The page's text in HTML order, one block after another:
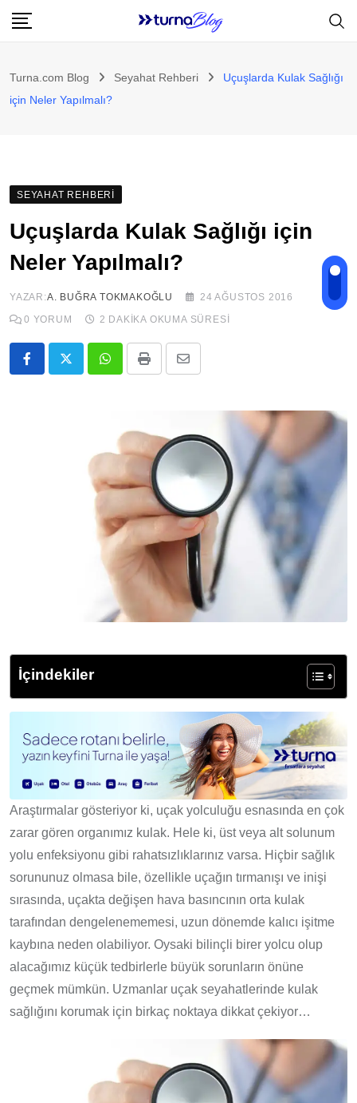
Skip
Turna.com Blog Seyahat Rehberi
Uçuşlarda Kulak Sağlığı
için Neler Yapılmalı?
SEYAHAT REHBERI
Uçuşlarda Kulak Sağlığı için
Neler Yapılmalı?
YAZAR:A. BUĞRA TOKMAKOĞLU
24 AĞUSTOS 2016
0 YORUM 2 DAKIKA OKUMA SÜRESI
Whatsapp
Print
Paylaş
İçindekiler
Araştırmalar gösteriyor ki, uçak yolculuğu esnasında en çok
zarar gören organımız kulak. Hele ki, üst veya alt solunum
yolu enfeksiyonu gibi rahatsızlıklarınız varsa. Hiçbir sağlık
sorununuz olmasa bile, özellikle uçağın tırmanışı ve inişi
sırasında, uçakta değişen hava basıncının orta kulak
tarafından dengelenememesi, uzun dönemde kalıcı işitme
kaybına neden olabiliyor. Oysaki bilinçli birer yolcu olup
alacağımız küçük tedbirlerle büyük sorunların önüne
geçmek mümkün. Uzmanlar uçak seyahatlerinde kulak
sağlığını korumak için birkaç noktaya dikkat çekiyor…